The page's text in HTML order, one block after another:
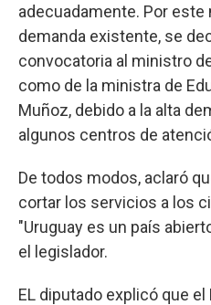
adecuadamente. Por este
demanda existente, se
convocatoria al ministro
como de la ministra de
Muñoz, debido a la alta
algunos centros de
De todos modos, aclaró
cortar los servicios a los
"Uruguay es un país
el legislador.
EL diputado explicó que